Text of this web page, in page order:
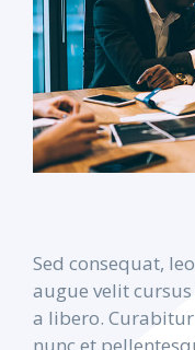
Sed consequat,
augue velit
a libero.
nunc et